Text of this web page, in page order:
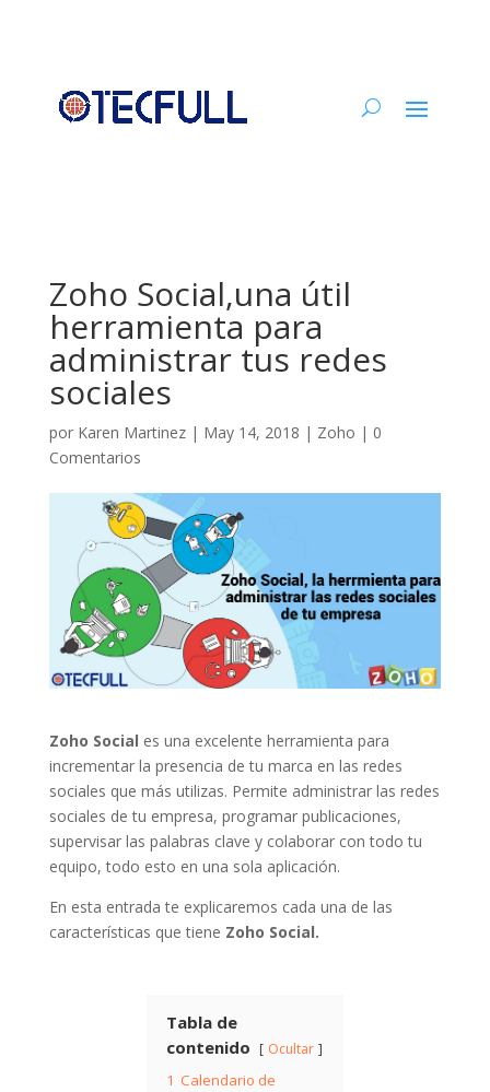
Zoho Social,una útil
herramienta para
administrar tus redes
sociales
por Karen Martinez| May 14, 2018 | Zoho | 0
Comentarios
Zoho Social es una excelente herramienta para
incrementar la presencia de tu marca en las redes
sociales que más utilizas. Permite administrar las redes
sociales de tu empresa, programar publicaciones,
supervisar las palabras clave y colaborar con todo tu
equipo, todo esto en una sola aplicación.
En esta entrada te explicaremos cada una de las
características que tiene Zoho Social.
Tabla de
contenido
Ocultar
1 Calendario de